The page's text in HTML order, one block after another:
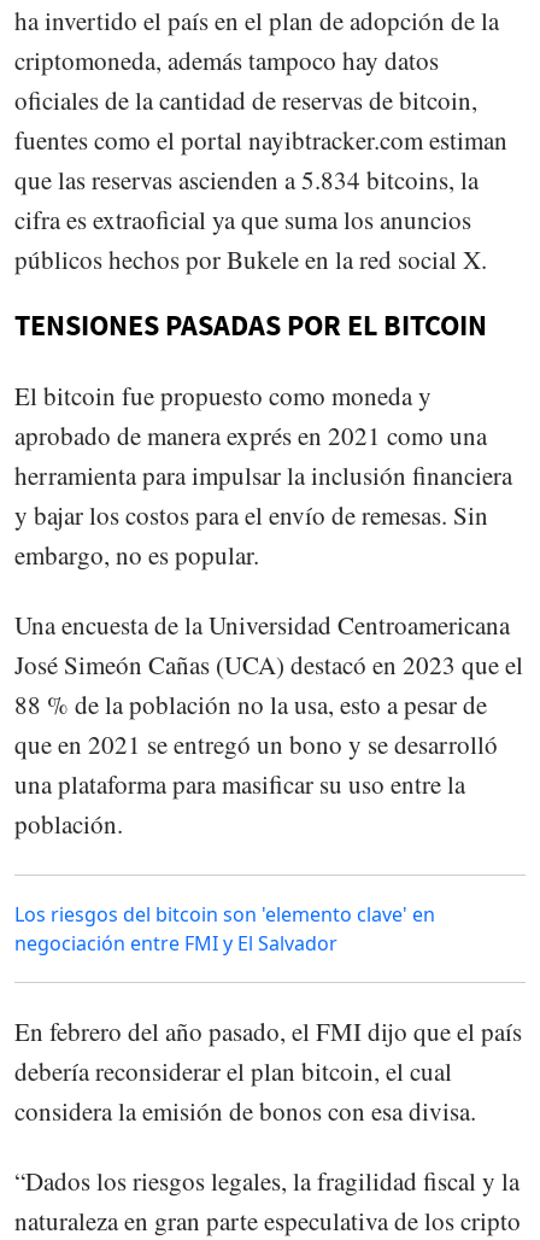
ha invertido el país en el plan de adopción de la
criptomoneda, además tampoco hay datos
oficiales de la cantidad de reservas de bitcoin,
fuentes como el portal nayibtracker.com estiman
que las reservas ascienden a 5.834 bitcoins, la
cifra es extraoficial ya que suma los anuncios
públicos hechos por Bukele en la red social X.
TENSIONES PASADAS POR EL BITCOIN
El bitcoin fue propuesto como moneda y
aprobado de manera exprés en 2021 como una
herramienta para impulsar la inclusión financiera
y bajar los costos para el envío de remesas. Sin
embargo, no es popular.
Una encuesta de la Universidad Centroamericana
José Simeón Cañas (UCA) destacó en 2023 que el
88 % de la población no la usa, esto a pesar de
que en 2021 se entregó un bono y se desarrolló
una plataforma para masificar su uso entre la
población.
Los riesgos del bitcoin son 'elemento clave' en
negociación entre FMI y El Salvador
En febrero del año pasado, el FMI dijo que el país
debería reconsiderar el plan bitcoin, el cual
considera la emisión de bonos con esa divisa.
“Dados los riesgos legales, la fragilidad fiscal y la
naturaleza en gran parte especulativa de los cripto